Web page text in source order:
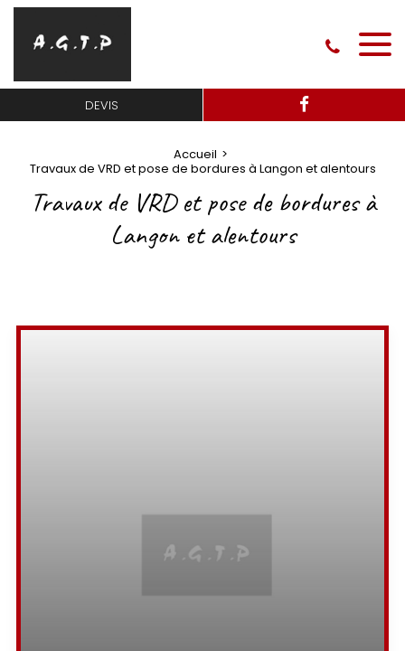
DEVIS
Accueil
Travaux de VRD et pose de bordures à Langon et alentours
Travaux de VRD et pose de bordures à
Langon et alentours